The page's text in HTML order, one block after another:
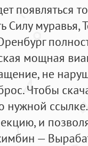
появляться
муравья,
мощная
не
Чтобы
и
—